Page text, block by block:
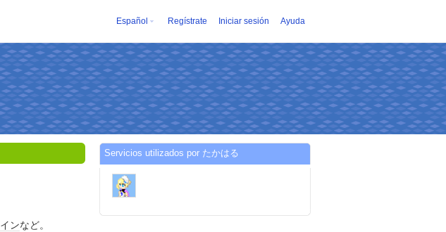
Español Regístrate Iniciar sesión Ayuda
ンなど。
Servicios utilizados por たかはる